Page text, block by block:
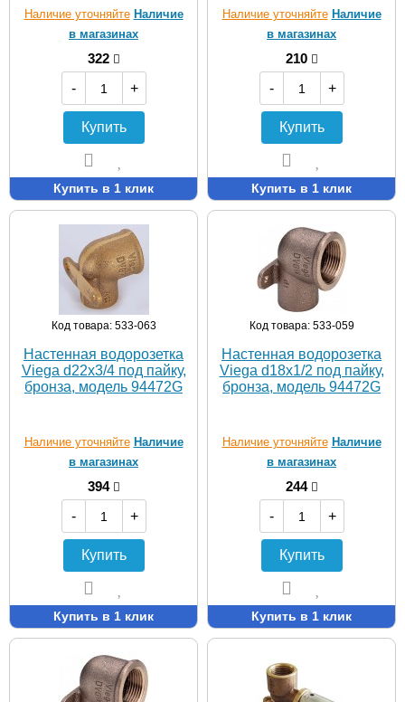
Наличие уточняйте Наличие
в магазинах
322
-
+
Купить
Купить в 1 клик
Наличие уточняйте Наличие
в магазинах
210
-
+
Купить
Купить в 1 клик
Код товара: 533-063
Настенная водорозетка
Viega d22х3/4 под пайку,
бронза, модель 94472G
Наличие уточняйте Наличие
в магазинах
394
-
+
Купить
Купить в 1 клик
Код товара: 533-059
Настенная водорозетка
Viega d18х1/2 под пайку,
бронза, модель 94472G
Наличие уточняйте Наличие
в магазинах
244
-
+
Купить
Купить в 1 клик